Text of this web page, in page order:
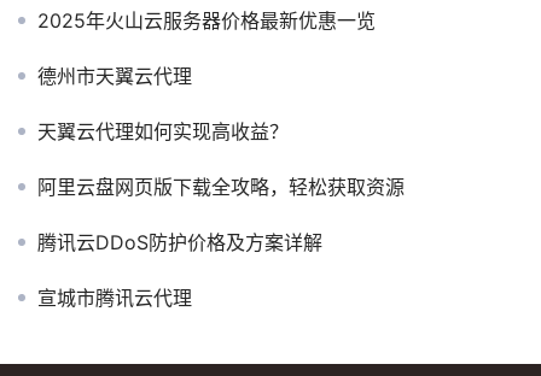
2025年火山云服务器价格最新优惠一览
德州市天翼云代理
天翼云代理如何实现高收益？
阿里云盘网页版下载全攻略，轻松获取资源
腾讯云DDoS防护价格及方案详解
宣城市腾讯云代理